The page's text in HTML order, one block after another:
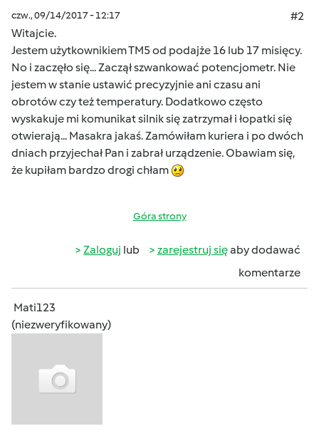
czw., 09/14/2017 - 12:17
#2
Witajcie.
Jestem użytkownikiem TM5 od podajże 16 lub 17 misięcy.
No i zaczęło się... Zaczął szwankować potencjometr. Nie
jestem w stanie ustawić precyzyjnie ani czasu ani
obrotów czy też temperatury. Dodatkowo często
wyskakuje mi komunikat silnik się zatrzymał i łopatki się
otwierają... Masakra jakaś. Zamówiłam kuriera i po dwóch
dniach przyjechał Pan i zabrał urządzenie. Obawiam się,
że kupiłam bardzo drogi chłam
Góra strony
Zaloguj lub zarejestruj sięaby dodawać
komentarze
Mati123
(niezweryfikowany)